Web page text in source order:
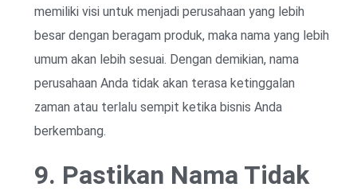
memiliki visi untuk menjadi perusahaan yang lebih
besar dengan beragam produk, maka nama yang lebih
umum akan lebih sesuai. Dengan demikian, nama
perusahaan Anda tidak akan terasa ketinggalan
zaman atau terlalu sempit ketika bisnis Anda
berkembang.
9. Pastikan Nama Tidak